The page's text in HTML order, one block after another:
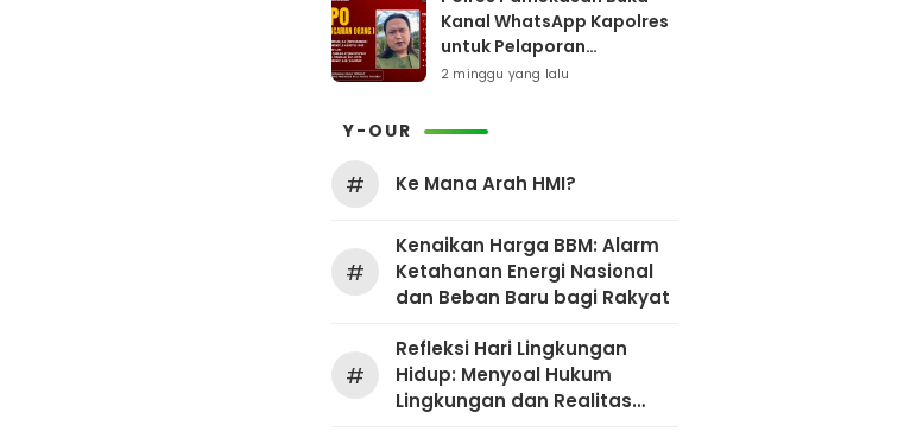
Kanal WhatsApp Kapolres
untuk Pelaporan
Keberadaan DPO AEF
2 minggu yang lalu
Y-OUR
# Ke Mana Arah HMI?
#
Kenaikan Harga BBM: Alarm
Ketahanan Energi Nasional
dan Beban Baru bagi Rakyat
#
Refleksi Hari Lingkungan
Hidup: Menyoal Hukum
Lingkungan dan Realitas